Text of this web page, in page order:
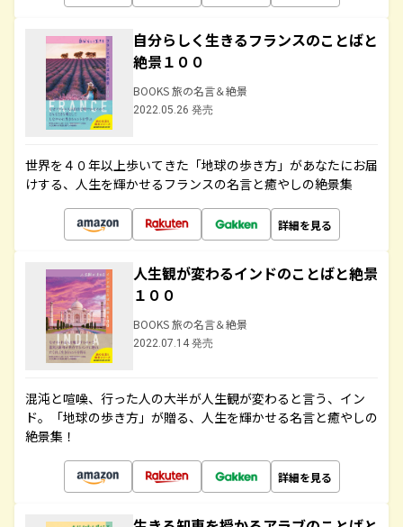
自分らしく生きるフランスのことばと
絶景１００
BOOKS 旅の名言＆絶景
2022.05.26 発売
世界を４０年以上歩いてきた「地球の歩き方」があなたにお届
けする、人生を輝かせるフランスの名言と癒やしの絶景集
詳細を見る
人生観が変わるインドのことばと絶景
１００
BOOKS 旅の名言＆絶景
2022.07.14 発売
混沌と喧噪、行った人の大半が人生観が変わると言う、イン
ド。「地球の歩き方」が贈る、人生を輝かせる名言と癒やしの
絶景集！
詳細を見る